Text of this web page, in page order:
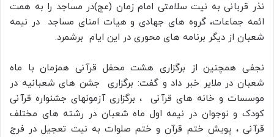
نذر قربانی به نیت سلامتی امام زمان (عج)در مساجد را به همت
ائمه جماعات، گروه های جهادی و هیات امنای مساجد در نیمه
شعبان از دیگر برنامه های محوری در این ایام برشمرد.
نجفی همچنین از برگزاری هشت محفل قرآنی همزمان با ماه
شعبان در ملایر خبر دادو گفت: برگزاری جشن های شعبانیه در
موسسات و خانه های قرآنی ، برگزاری آزمونهای جشنواره قرآنی
کودک و نوجوان در نیمه اول ماه شعبان در رشته های مختلف
قرآنی ، پویش ختم قرآن و ختم صلوات به نیت تعجیل در فرج